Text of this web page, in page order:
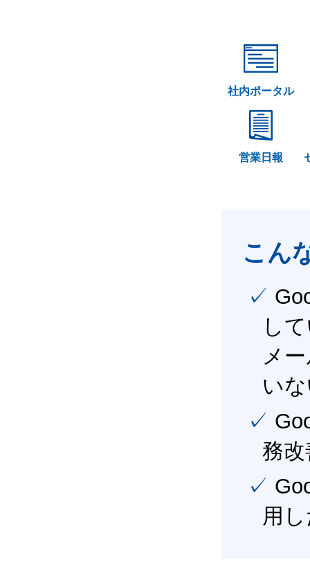
社内ポータル
営業日報
こん
✓ Google Workspace（旧G Suite） を社内で導入
し
メ
い
✓ Google Workspace（旧G Suite） を活用し、業
務
✓ Google Workspace（旧G Suite） を最大限に活
用